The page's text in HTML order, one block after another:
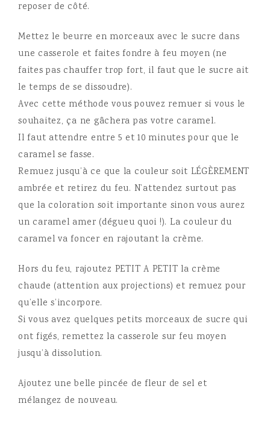
reposer de côté.
Mettez le beurre en morceaux avec le sucre dans
une casserole et faites fondre à feu moyen (ne
faites pas chauffer trop fort, il faut que le sucre ait
le temps de se dissoudre).
Avec cette méthode vous pouvez remuer si vous le
souhaitez, ça ne gâchera pas votre caramel.
Il faut attendre entre 5 et 10 minutes pour que le
caramel se fasse.
Remuez jusqu’à ce que la couleur soit LÉGÈREMENT
ambrée et retirez du feu. N’attendez surtout pas
que la coloration soit importante sinon vous aurez
un caramel amer (dégueu quoi !). La couleur du
caramel va foncer en rajoutant la crème.
Hors du feu, rajoutez PETIT A PETIT la crème
chaude (attention aux projections) et remuez pour
qu’elle s’incorpore.
Si vous avez quelques petits morceaux de sucre qui
ont figés, remettez la casserole sur feu moyen
jusqu’à dissolution.
Ajoutez une belle pincée de fleur de sel et
mélangez de nouveau.